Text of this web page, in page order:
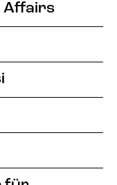
Affairs